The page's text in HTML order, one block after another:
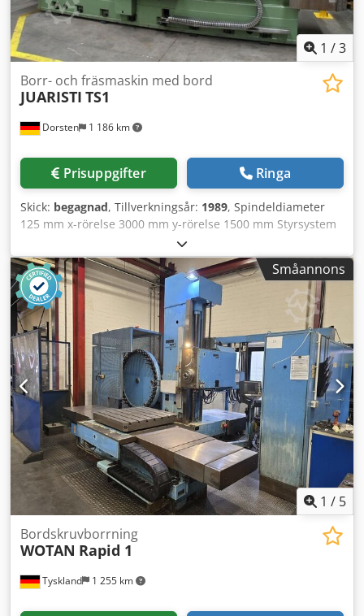
1 /3
Dorsten 1 186 km
Borr- och fräsmaskin med bord
JUARISTI TS1
Prisuppgifter Ringa
Skick: begagnad, Tillverkningsår: 1989, Spindeldiameter
125 mm x-rörelse 3000 mm y-rörelse 1500 mm Styrsystem
Heidenhain TNC 355 Fäste ISO 50 w-axel 600 mm
Bordstorlek 1200 x 1500 mm Bordsbelastning 5 t
Spindelvarvtal 12 - 2300 varv/min Spänning 380 V
Automatiskt verktygsväxlare (40 positioner)
Spåntransportör Kylvätskesystem Spindelstöd De tekniska
uppgifterna är tillverkar- eller operatörsuppgifter och
därför ej bindande för oss. Mellanförsäljning förbehålles;
endast våra allmänna försäljningsvillkor gäller. Om oss
Över 400 egna maskiner i lager mer än 15 000 m² lageryta,
krankapacitet 70 t mer än 10 000 tillbehörsartiklar för din
verkstad Vill du sälja maskiner, produktionslinjer eller hela
verksamheter? Kontakta oss gärna. Dodpfx Aisyqurzj Sowa
Fler erbjudanden hittar du på vår webbplats. Visning kan
bokas efter överenskommelse. Vi ser fram emot ditt besök.
Ditt Markus Hirsch-team
Småannons
1 / 5
Tyskland 1 255 km
Bordskruvborrning
WOTAN Rapid 1